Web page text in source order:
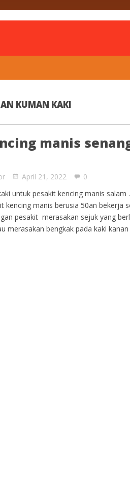
KUMAN KAKI
manis
April 21, 2022
0
untuk pesakit kencing manis
kencing manis berusia 50an bekerja
pesakit merasakan sejuk yang
merasakan bengkak pada kaki